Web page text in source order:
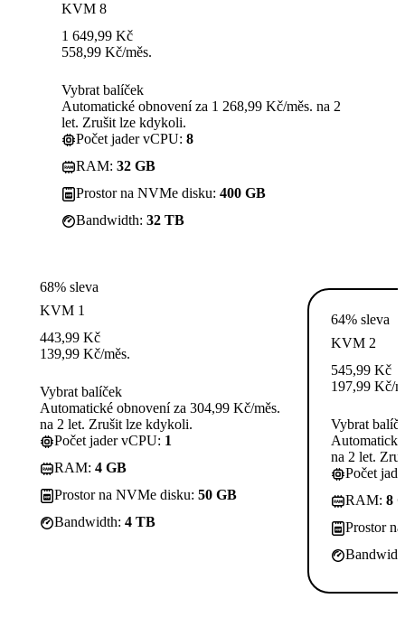
KVM 8
1 649,99 Kč
558,99 Kč/měs.
Vybrat balíček
Automatické obnovení za 1 268,99 Kč/měs. na 2
let. Zrušit lze kdykoli.
Počet jader vCPU: 8
RAM: 32 GB
Prostor na NVMe disku: 400 GB
Bandwidth: 32 TB
68% sleva
KVM 1
443,99 Kč
139,99 Kč/měs.
Vybrat balíček
Automatické obnovení za 304,99 Kč/měs.
na 2 let. Zrušit lze kdykoli.
Počet jader vCPU: 1
RAM: 4 GB
Prostor na NVMe disku: 50 GB
Bandwidth: 4 TB
64% sleva
KVM 2
545,99 Kč
197,99 Kč/
Vybrat
na 2 let.
Počet
RAM: 8
Prostor